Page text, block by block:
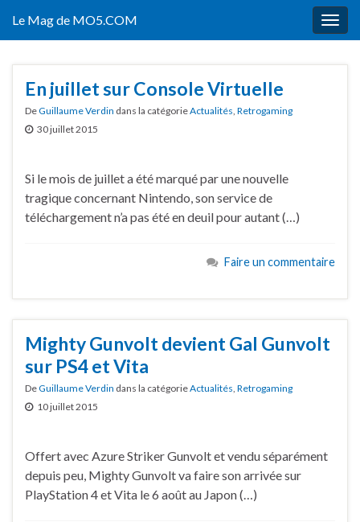
Le Mag de MO5.COM
En juillet sur Console Virtuelle
DeGuillaume Verdin dans la catégorieActualités, Retrogaming
30 juillet 2015
Si le mois de juillet a été marqué par une nouvelle
tragique concernant Nintendo, son service de
téléchargement n’a pas été en deuil pour autant (…)
Faire un commentaire
Mighty Gunvolt devient Gal Gunvolt
sur PS4 et Vita
DeGuillaume Verdin dans la catégorieActualités Retrogaming
10 juillet 2015
Offert avec Azure Striker Gunvolt et vendu séparément
depuis peu, Mighty Gunvolt va faire son arrivée sur
PlayStation 4 et Vita le 6 août au Japon (…)